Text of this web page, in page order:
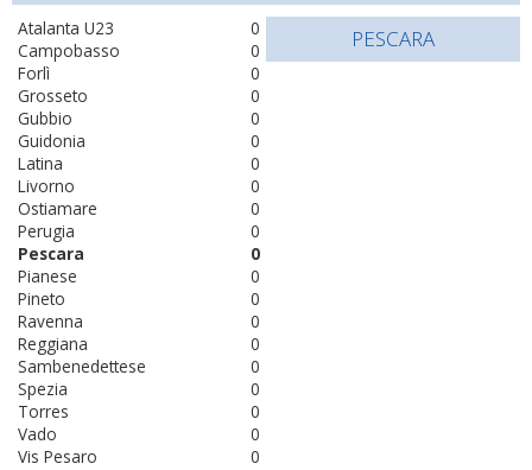
0
Atalanta U23
0
Campobasso
0
Forlì
0
Grosseto
0
Gubbio
0
Guidonia
0
Latina
0
Livorno
0
Ostiamare
0
Perugia
0
Pescara
0
Pianese
0
Pineto
0
Ravenna
0
Reggiana
0
Sambenedettese
0
Spezia
0
Torres
0
Vado
0
Vis Pesaro
PESCARA